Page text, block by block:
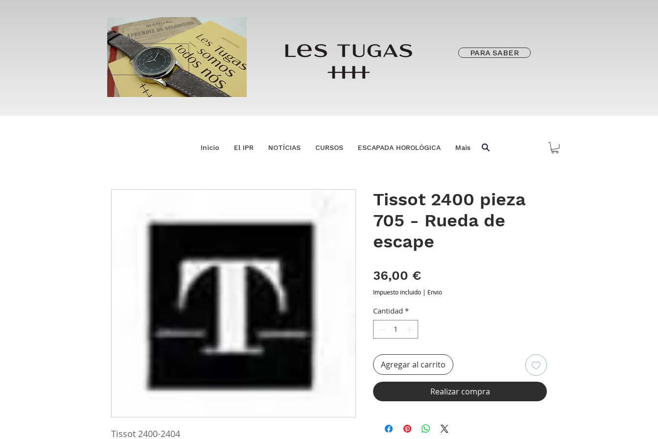
PARA SABER
Inicio El IPR NOTÍCIAS CURSOS ESCAPADA HOROLÓGICA Mais
Tissot 2400-2404
Tissot 2400 pieza
705 - Rueda de
escape
36,00 €Precio
Impuesto incluido | Envio
Cantidad *
Agregar al carrito
Realizar compra